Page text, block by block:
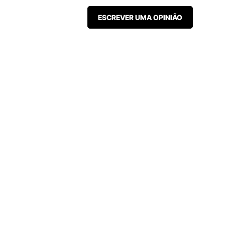
ESCREVER UMA OPINIÃO